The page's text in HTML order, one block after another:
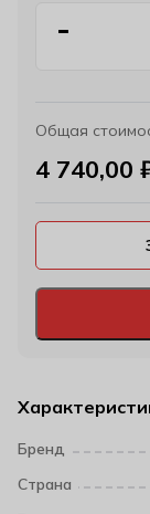
Бренд
Страна
Общая
4 740,00